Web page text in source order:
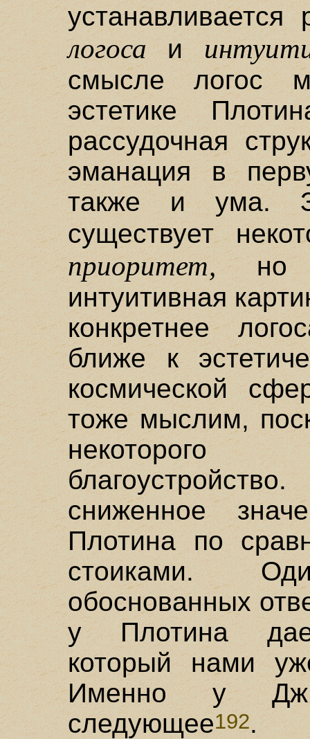
логосаи
смысле логос
эстетике
рассудочная
эманация в
также и ума.
существует
приоритет,но
интуитивная
конкретнее
ближе к
космической
тоже мыслим,
сниженное
Плотина по
стоиками.
обоснованных
у Плотина
который нами
Именно у
следующее192.